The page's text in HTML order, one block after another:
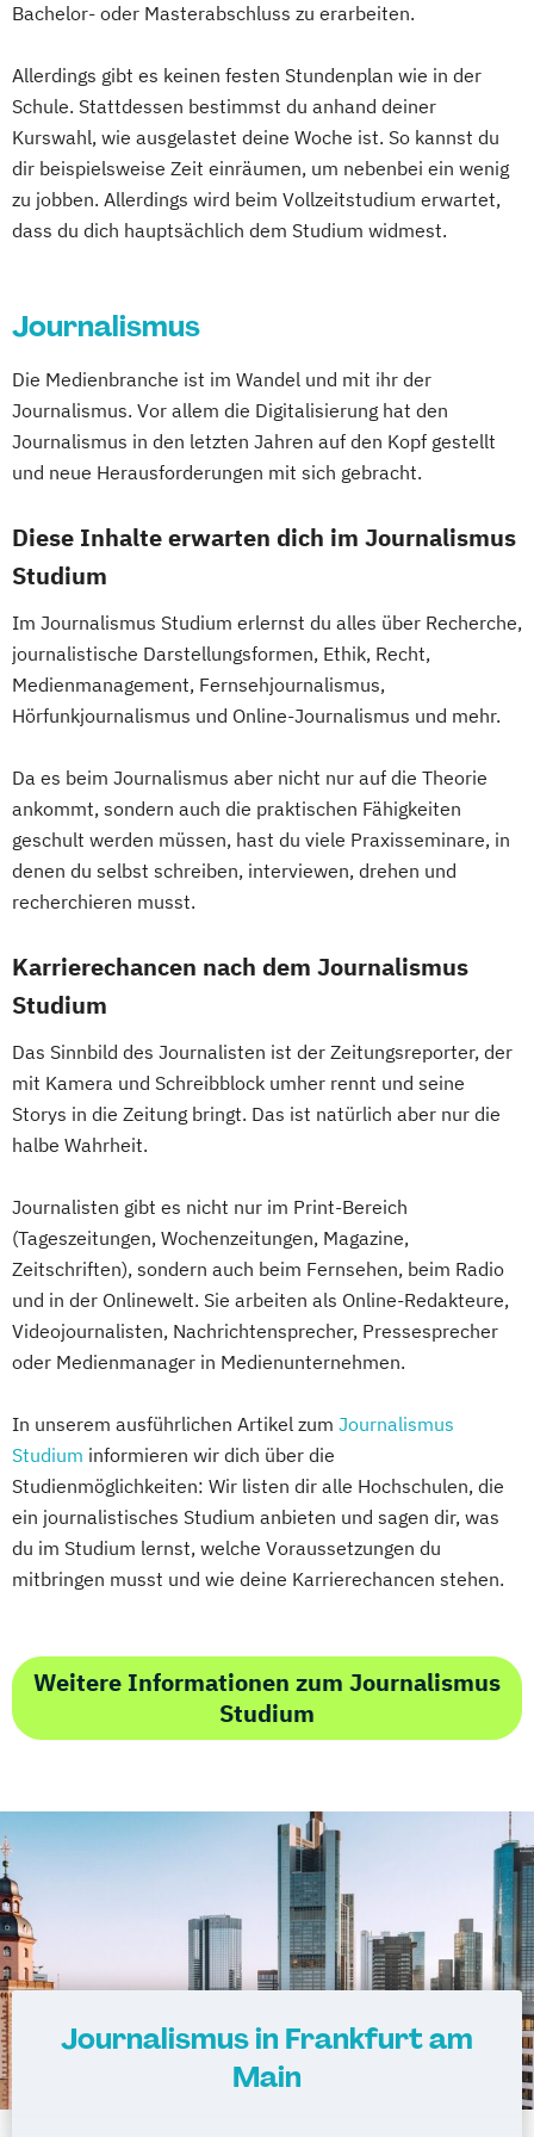
Bachelor- oder Masterabschluss zu erarbeiten.
Allerdings gibt es keinen festen Stundenplan wie in der
Schule. Stattdessen bestimmst du anhand deiner
Kurswahl, wie ausgelastet deine Woche ist. So kannst du
dir beispielsweise Zeit einräumen, um nebenbei ein wenig
zu jobben. Allerdings wird beim Vollzeitstudium erwartet,
dass du dich hauptsächlich dem Studium widmest.
Journalismus
Die Medienbranche ist im Wandel und mit ihr der
Journalismus. Vor allem die Digitalisierung hat den
Journalismus in den letzten Jahren auf den Kopf gestellt
und neue Herausforderungen mit sich gebracht.
Diese Inhalte erwarten dich im Journalismus
Studium
Im Journalismus Studium erlernst du alles über Recherche,
journalistische Darstellungsformen, Ethik, Recht,
Medienmanagement, Fernsehjournalismus,
Hörfunkjournalismus und Online-Journalismus und mehr.
Da es beim Journalismus aber nicht nur auf die Theorie
ankommt, sondern auch die praktischen Fähigkeiten
geschult werden müssen, hast du viele Praxisseminare, in
denen du selbst schreiben, interviewen, drehen und
recherchieren musst.
Karrierechancen nach dem Journalismus
Studium
Das Sinnbild des Journalisten ist der Zeitungsreporter, der
mit Kamera und Schreibblock umher rennt und seine
Storys in die Zeitung bringt. Das ist natürlich aber nur die
halbe Wahrheit.
Journalisten gibt es nicht nur im Print-Bereich
(Tageszeitungen, Wochenzeitungen, Magazine,
Zeitschriften), sondern auch beim Fernsehen, beim Radio
und in der Onlinewelt. Sie arbeiten als Online-Redakteure,
Videojournalisten, Nachrichtensprecher, Pressesprecher
oder Medienmanager in Medienunternehmen.
In unserem ausführlichen Artikel zum Journalismus
Studium informieren wir dich über die
Studienmöglichkeiten: Wir listen dir alle Hochschulen, die
ein journalistisches Studium anbieten und sagen dir, was
du im Studium lernst, welche Voraussetzungen du
mitbringen musst und wie deine Karrierechancen stehen.
Weitere Informationen zum Journalismus
Studium
Journalismus in Frankfurt am
Main